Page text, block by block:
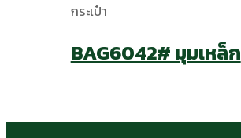
กระเป๋า
BAG6042# มุมเหล็ก